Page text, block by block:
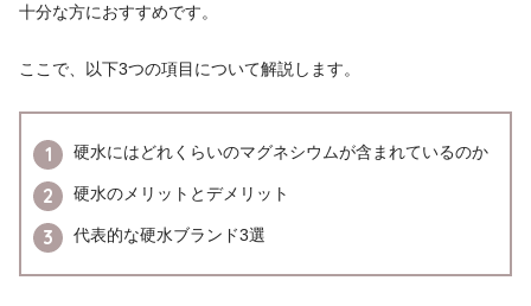
十分な方におすすめです。
ここで、以下3つの項目について解説します。
硬水にはどれくらいのマグネシウムが含まれているのか
硬水のメリットとデメリット
代表的な硬水ブランド3選